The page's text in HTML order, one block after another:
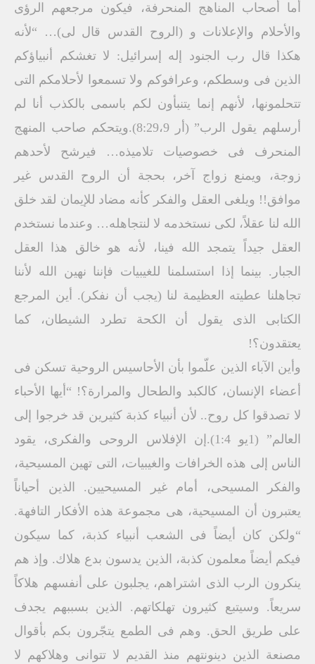
أما أصحاب المناهج المنحرفة، فيكون مرجعهم الرؤى
والأحلام والإعلانات و (الروح القدس قال لى)… “لأنه
هكذا قال رب الجنود إله إسرائيل: لا تغشكم أنبياؤكم
الذين فى وسطكم، وعرافوكم ولا تسمعوا لأحلامكم التى
تتحلمونها، لأنهم إنما يتنبأون لكم باسمى بالكذب أنا لم
أرسلهم يقول الرب” (أر 8:29،9).ويتحكم صاحب المنهج
المنحرف فى خصوصيات تلاميذه… فيرشح لأحدهم
زوجة، ويمنع زواج آخر، بحجة أن الروح القدس غير
موافق!! ويلغى العقل والفكر كأنه مضاد للإيمان لقد خلق
الله لنا عقلاً، لكى نستخدمه لا لنتجاهله… وعندما نستخدم
العقل جيداً يتمجد الله فينا، لأنه هو خالق هذا العقل
الجبار. بينما إذا استسلمنا للغيبيات فإننا نهين الله لأننا
تجاهلنا عطيته العظيمة لنا (يجب أن نفكر). أين المرجع
الكتابى الذى يقول أن الكحة تطرد الشيطان، كما
يعتقدون؟!
وأين الآباء الذين علّموا بأن الأحاسيس الروحية تسكن فى
أعضاء الإنسان، كالكبد والطحال والمرارة؟! “أيها الأحباء
لا تصدقوا كل روح.. لأن أنبياء كذبة كثيرين قد خرجوا إلى
العالم” (1يو 1:4).إن الإفلاس الروحى والفكرى، يقود
الناس إلى هذه الخرافات والغيبيات، التى تهين المسيحية،
والفكر المسيحى، أمام غير المسيحيين. الذين أحياناً
يعتبرون أن المسيحية، هى مجموعة هذه الأفكار التافهة.
“ولكن كان أيضاً فى الشعب أنبياء كذبة، كما سيكون
فيكم أيضاً معلمون كذبة، الذين يدسون بدع هلاك. وإذ هم
ينكرون الرب الذى اشتراهم، يجلبون على أنفسهم هلاكاً
سريعاً. وسيتبع كثيرون تهلكاتهم. الذين بسببهم يجدف
على طريق الحق. وهم فى الطمع يتجّرون بكم بأقوال
مصنعة الذين دينونتهم منذ القديم لا تتوانى وهلاكهم لا